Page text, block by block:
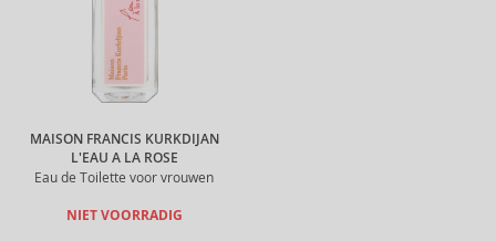
MAISON FRANCIS KURKDIJAN
L'EAU A LA ROSE
Eau de Toilette voor vrouwen
NIET VOORRADIG